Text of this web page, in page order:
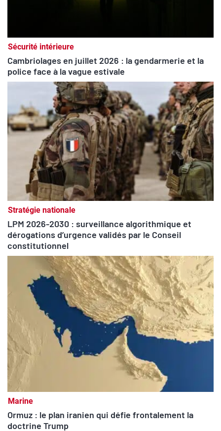
Sécurité intérieure
Cambriolages en juillet 2026 : la gendarmerie et la
police face à la vague estivale
Stratégie nationale
LPM 2026-2030 : surveillance algorithmique et
dérogations d’urgence validés par le Conseil
constitutionnel
Marine
Ormuz : le plan iranien qui défie frontalement la
doctrine Trump